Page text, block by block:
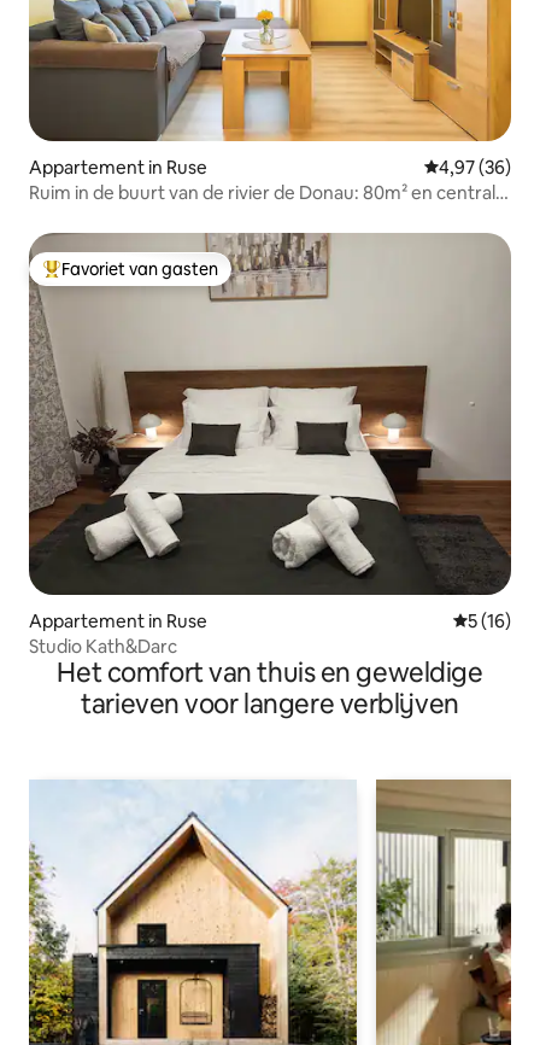
Appartement in Ruse Gemiddelde
4,97 (36)
Ruim in de buurt van de rivier de Donau: 80m² en centrale
Topfavoriet van gasten
Favoriet van gasten
Appartement in Ruse
5 (16)
Studio Kath&Darc
Het comfort van thuis en geweldige
tarieven voor langere verblijven